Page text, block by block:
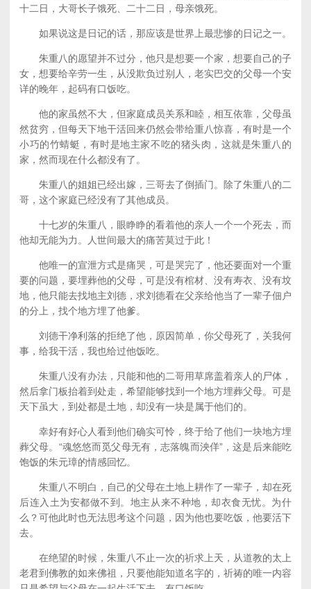
十二日，大哥长子饿死、二十二日，母亲饿死。
如果说这是日记的话，那应该是世界上最悲惨的日记之一。
朱重八的愿望并不过分，他只是想要一个家，想要自己的子
女，想要给辛劳一生，从没欺负过别人，老实巴交的父母一个安
详的晚年，起码有口饭吃。
他的家虽然不大，但家庭成员关系和睦，相互依靠，父母虽
然贫穷，但每天下地干活回来仍然会带给重八惊喜，有时是一个
小巧的竹蜻蜓，有时是地主家不吃的猪头肉，这就是朱重八的
家，然而现在什么都没有了。
朱重八的姐姐已经出嫁，三哥去了倒插门。除了朱重八的二
哥，这个家庭已经没有了其他成员。
十七岁的朱重八，眼睁睁的看着他的亲人一个一个死去，而
他却无能为力。人世间最大的痛苦莫过于此！
他唯一的宣泄方式是痛哭，可是哭完了，他还要面对一个重
要的问题，要埋葬他的父母，可是没有棺材、没有寿衣、没有坟
地，他只能去找地主刘德，求刘德看在父亲给他当了一辈子佃户
的分上，找个地方埋了他爹。
刘德干净利落的拒绝了他，原因简单，你父母死了，关我何
事，给我干活，我也给过他饭吃。
朱重八没有办法，只能和他的二哥用草席盖着亲人的尸体，
然后拿门板抬着到处走，希望能够找到一个地方埋葬父母。可是
天下虽大，到处都是土地，却没有一块是属于他们的。
幸好有好心人看到他们确实可怜，终于给了他们一块地方埋
葬父母。“魂悠悠而觅父母无有，志落魄而泱佯”，这是后来能吃
饱饭的朱元璋的情感回忆。
朱重八不明白，自己的父母在土地上耕作了一辈子，却在死
后连入土为安都做不到。地主从来不种地，却衣食无忧。为什
么？可他此时也无法思考这个问题，因为他也要吃饭，他要活下
去。
在绝望的时候，朱重八不止一次的祈求上天，从道教的太上
老君到佛教的如来佛祖，只要他能知道名字的，祈祷的唯一内容